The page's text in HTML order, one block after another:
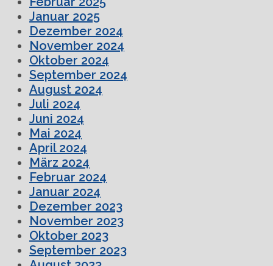
Januar 2025
Dezember 2024
November 2024
Oktober 2024
September 2024
August 2024
Juli 2024
Juni 2024
Mai 2024
April 2024
März 2024
Februar 2024
Januar 2024
Dezember 2023
November 2023
Oktober 2023
September 2023